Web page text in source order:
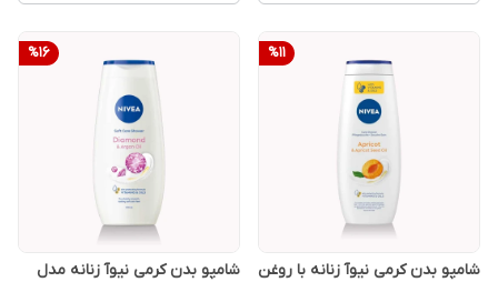
%11
شامپو بدن کرمی نیوآ زنانه با روغن
%16
شامپو بدن کرمی نیوآ زنانه مدل